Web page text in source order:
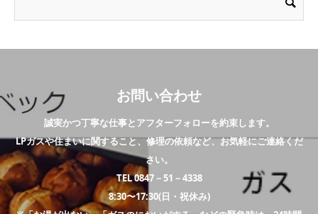
お問い合わせ
誠実かつ丁寧な仕事とアフターフォローを約束します。
LPガスや住まいに関すること、修理の依頼など、お気軽にご連絡くだ
さい。
TEL 0847－51－4338
8:30〜17:30(日・祝休み)